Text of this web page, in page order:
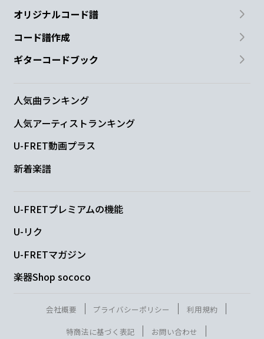
オリジナルコード譜
コード譜作成
ギターコードブック
人気曲ランキング
人気アーティストランキング
U-FRET動画プラス
新着楽譜
U-FRETプレミアムの機能
U-リク
U-FRETマガジン
楽器Shop sococo
会社概要 プライバシーポリシー
利用規約
特商法に基づく表記
お問い合わせ